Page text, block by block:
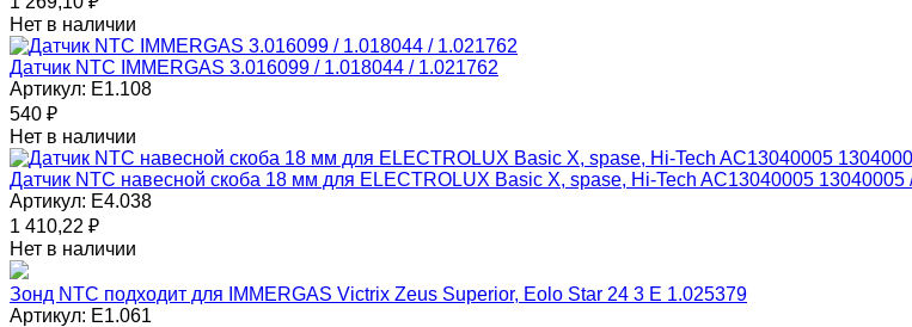
Нет в наличии
Датчик NTC IMMERGAS 3.016099 / 1.018044 / 1.021762
Артикул: E1.108
540 ₽
Нет в наличии
Датчик NTC навесной скоба 18 мм для ELECTROLUX Basic X, spase, Hi-Tech AC13040005
Артикул: E4.038
1 410,22 ₽
Нет в наличии
Зонд NTC подходит для IMMERGAS Victrix Zeus Superior, Eolo Star 24 3 E 1.025379
Артикул: E1.061